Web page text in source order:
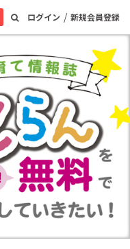
ログイン / 新規会員登録